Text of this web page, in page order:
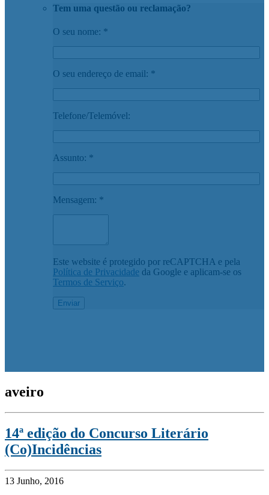
Tem uma questão ou reclamação?
O seu nome: *
O seu endereço de email: *
Telefone/Telemóvel:
Assunto: *
Mensagem: *
Este website é protegido por reCAPTCHA e pela
Política de Privacidade da Google e aplicam-se os
Termos de Serviço.
aveiro
14ª edição do Concurso Literário
(Co)Incidências
13 Junho, 2016